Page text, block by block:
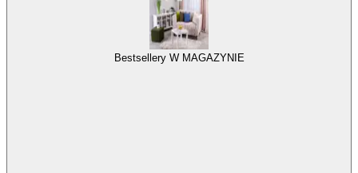
Bestsellery W MAGAZYNIE